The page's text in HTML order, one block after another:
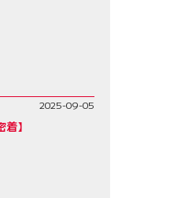
2025-09-05
】